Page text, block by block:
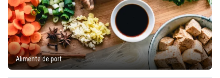
Alimente de port